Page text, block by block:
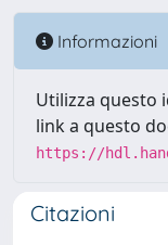
Informazioni
Utilizza questo
link a questo
https://
Citazioni